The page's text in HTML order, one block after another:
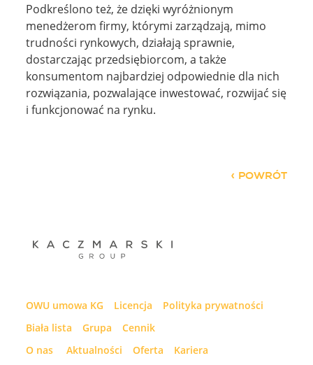
Podkreślono też, że dzięki wyróżnionym
menedżerom firmy, którymi zarządzają, mimo
trudności rynkowych, działają sprawnie,
dostarczając przedsiębiorcom, a także
konsumentom najbardziej odpowiednie dla nich
rozwiązania, pozwalające inwestować, rozwijać się
i funkcjonować na rynku.
POWRÓT
OWU umowa KG Licencja
Polityka prywatności
Biała lista
Grupa
Cennik
O nas
Aktualności Oferta
Kariera